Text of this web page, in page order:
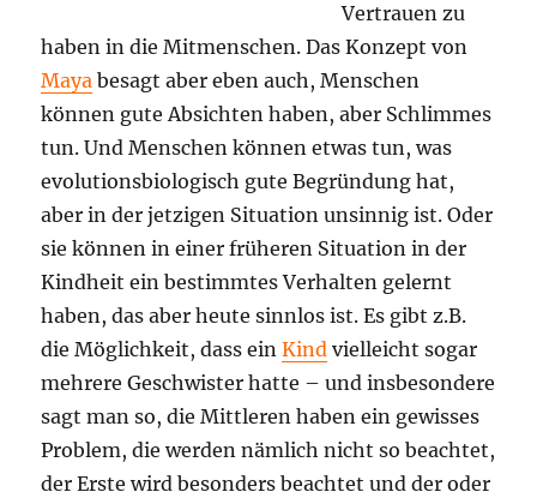
–
Yoga
Video
Yoga
Vidya
Vertrauen zu
haben in die Mitmenschen. Das Konzept von
Maya besagt aber eben auch, Menschen
können gute Absichten haben, aber Schlimmes
tun. Und Menschen können etwas tun, was
evolutionsbiologisch gute Begründung hat,
aber in der jetzigen Situation unsinnig ist. Oder
sie können in einer früheren Situation in der
Kindheit ein bestimmtes Verhalten gelernt
haben, das aber heute sinnlos ist. Es gibt z.B.
die Möglichkeit, dass einKind vielleicht sogar
mehrere Geschwister hatte – und insbesondere
sagt man so, die Mittleren haben ein gewisses
Problem, die werden nämlich nicht so beachtet,
der Erste wird besonders beachtet und der oder